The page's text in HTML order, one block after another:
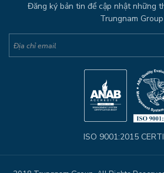
Đăng ký bản tin để cập nhật những
Trungnam Group
ISO 9001:2015